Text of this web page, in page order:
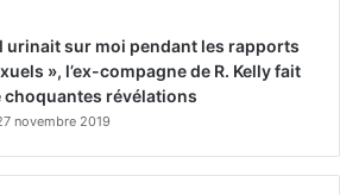
urinait sur moi pendant les rapports
», l’ex-compagne de R. Kelly fait
choquantes révélations
novembre 2019